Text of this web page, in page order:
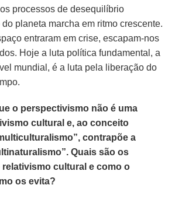
processos de desequilíbrio
planeta marcha em ritmo crescente.
entraram em crise, escapam-nos
Hoje a luta política fundamental, a
mundial, é a luta pela liberação do
o perspectivismo não é uma
cultural e, ao conceito
contrapõe a
Quais são os
cultural e como o
os evita?